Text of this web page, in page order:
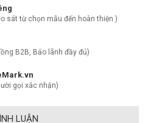
sát từ chọn mẫu đến hoàn thiện )
B2B, Bảo lãnh đầy đủ)
gọi xác nhận)
LUẬN